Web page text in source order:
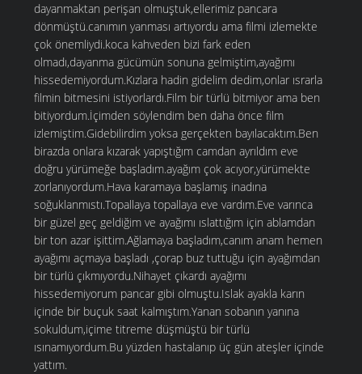
dayanmaktan perişan olmuştuk,ellerimiz pancara
dönmüştü.canımın yanması artıyordu ama filmi izlemekte
çok önemliydi.koca kahveden bizi fark eden
olmadı,dayanma gücümün sonuna gelmiştim,ayağımı
hissedemiyordum.Kızlara hadin gidelim dedim,onlar ısrarla
filmin bitmesini istiyorlardı.Film bir türlü bitmiyor ama ben
bitiyordum.İçimden söylendim ben daha önce film
izlemiştim.Gidebilirdim yoksa gerçekten bayılacaktım.Ben
birazda onlara kızarak yapıştığım camdan ayrıldım eve
doğru yürümeğe başladım.ayağım çok acıyor,yürümekte
zorlanıyordum.Hava karamaya başlamış inadına
soğuklanmıstı.Topallaya topallaya eve vardım.Eve varınca
bir güzel geç geldiğim ve ayağımı ıslattığım için ablamdan
bir ton azar işittim.Ağlamaya başladım,canım anam hemen
ayağımı açmaya başladı ,çorap buz tuttuğu için ayağımdan
bir türlü çıkmıyordu.Nihayet çıkardı ayağımı
hissedemiyorum pancar gibi olmuştu.Islak ayakla karın
içinde bir buçuk saat kalmıştım.Yanan sobanın yanına
sokuldum,içime titreme düşmüştü bir türlü
ısınamıyordum.Bu yüzden hastalanıp üç gün ateşler içinde
yattım.